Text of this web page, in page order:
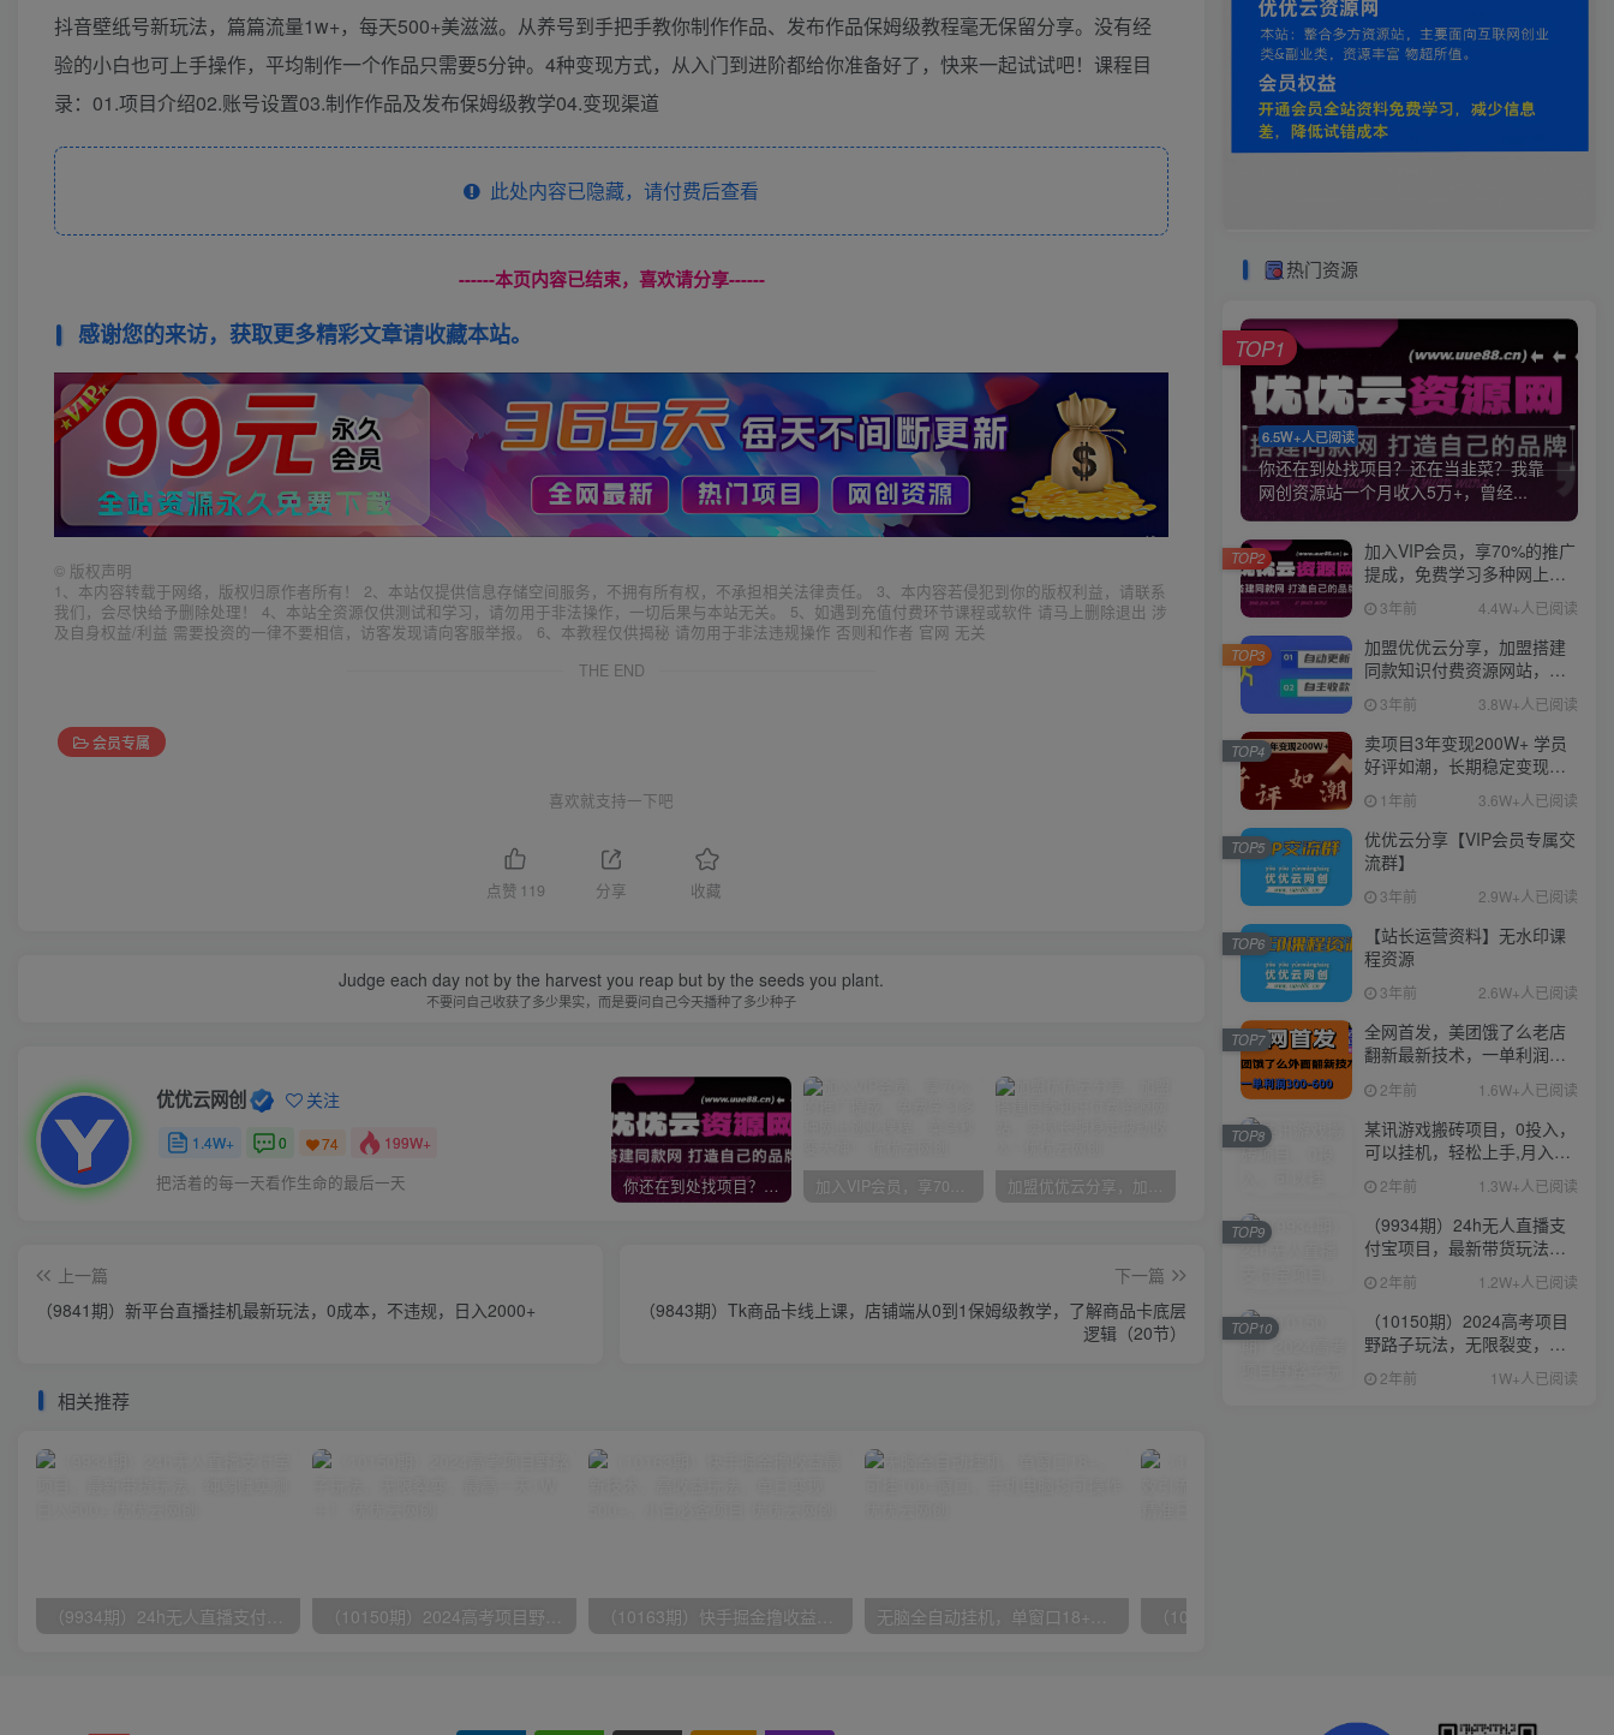
抖音壁纸号新玩法，篇篇流量1w+，每天500+美滋滋。从养号到手把手教你制作作品、发布作品保姆级教程毫无保留分享。没有经
验的小白也可上手操作，平均制作一个作品只需要5分钟。4种变现方式，从入门到进阶都给你准备好了，快来一起试试吧！课程目
录：01.项目介绍02.账号设置03.制作作品及发布保姆级教学04.变现渠道
此处内容已隐藏，请付费后查看
------本页内容已结束，喜欢请分享------
感谢您的来访，获取更多精彩文章请收藏本站。
© 版权声明
1、本内容转载于网络，版权归原作者所有！ 2、本站仅提供信息存储空间服务，不拥有所有权，不承担相关法律责任。 3、本内容若侵犯到你的版权利益，请联系
我们，会尽快给予删除处理！ 4、本站全资源仅供测试和学习，请勿用于非法操作，一切后果与本站无关。 5、如遇到充值付费环节课程或软件 请马上删除退出 涉
及自身权益/利益 需要投资的一律不要相信，访客发现请向客服举报。 6、本教程仅供揭秘 请勿用于非法违规操作 否则和作者 官网 无关
THE END
会员专属
喜欢就支持一下吧
点赞 119 分享 收藏
Judge each day not by the harvest you reap but by the seeds you plant.
不要问自己收获了多少果实，而是要问自己今天播种了多少种子
优优云网创 关注
1.4W+ 0 74 199W+
把活着的每一天看作生命的最后一天 你还在到处找项目？还在当韭菜？我靠网创资源站一个月收入5万+，曾经我也是个失败者。 加入VIP会员，享70%的推广提成，免费学习多种网上创业课程，菜鸟秒变大神！ 加盟优优云分享，加盟搭建同款知识付费资源网站，实现长期稳定被动收入~ 优优云分享【VIP会员专属交流群】
上一篇
（9841期）新平台直播挂机最新玩法，0成本，不违规，日入2000+
下一篇
（9843期）Tk商品卡线上课，店铺端从0到1保姆级教学，了解商品卡底层
逻辑（20节）
相关推荐
（9934期）24h无人直播支付宝项目，最新带货玩法，纯躺赚实测日入500+ （10150期）2024高考项目野路子玩法，无限裂变，最高一天1W＋！ （10163期）快手掘金撸收益最新技术，高收益玩法，单日变现500+，小白必备项目 无脑全自动挂机，单窗口18+，可挂100+窗口，手机电脑均可操作
热门资源
6.5W+人已阅读
你还在到处找项目？还在当韭菜？我靠
网创资源站一个月收入5万+，曾经...
TOP1
加入VIP会员，享70%的推广
提成，免费学习多种网上创
业课程，菜鸟秒变大神！
3年前 4.4W+人已阅读
TOP2
加盟优优云分享，加盟搭建
同款知识付费资源网站，实
现长期稳定被动收入~
3年前 3.8W+人已阅读
TOP3
卖项目3年变现200W+ 学员
好评如潮，长期稳定变现，
可以一直干到老！
1年前 3.6W+人已阅读
TOP4
优优云分享【VIP会员专属交
流群】
3年前 2.9W+人已阅读
TOP5
【站长运营资料】无水印课
程资源
3年前 2.6W+人已阅读
TOP6
全网首发，美团饿了么老店
翻新最新技术，一单利润
300-600
2年前 1.6W+人已阅读
TOP7
某讯游戏搬砖项目，0投入，
可以挂机，轻松上手,月入
3000+上不封顶
2年前 1.3W+人已阅读
TOP8
（9934期）24h无人直播支
付宝项目，最新带货玩法，
纯躺赚实测日入500+
2年前 1.2W+人已阅读
TOP9
（10150期）2024高考项目
野路子玩法，无限裂变，最
高一天1W＋！
2年前 1W+人已阅读
TOP10